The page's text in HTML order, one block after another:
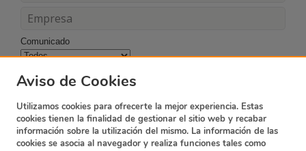
Comunicado
Aviso de Cookies
Utilizamos cookies para ofrecerte la mejor experiencia. Estas
cookies tienen la finalidad de gestionar el sitio web y recabar
información sobre la utilización del mismo. La información de las
cookies se asocia al navegador y realiza funciones tales como